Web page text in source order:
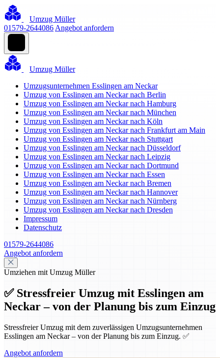
Umzug Müller
01579-2644086 Angebot anfordern
Umzug Müller
Umzugsunternehmen Esslingen am Neckar
Umzug von Esslingen am Neckar nach Berlin
Umzug von Esslingen am Neckar nach Hamburg
Umzug von Esslingen am Neckar nach München
Umzug von Esslingen am Neckar nach Köln
Umzug von Esslingen am Neckar nach Frankfurt am Main
Umzug von Esslingen am Neckar nach Stuttgart
Umzug von Esslingen am Neckar nach Düsseldorf
Umzug von Esslingen am Neckar nach Leipzig
Umzug von Esslingen am Neckar nach Dortmund
Umzug von Esslingen am Neckar nach Essen
Umzug von Esslingen am Neckar nach Bremen
Umzug von Esslingen am Neckar nach Hannover
Umzug von Esslingen am Neckar nach Nürnberg
Umzug von Esslingen am Neckar nach Dresden
Impressum
Datenschutz
01579-2644086
Angebot anfordern
Umziehen mit Umzug Müller
✅ Stressfreier Umzug mit Esslingen am
Neckar – von der Planung bis zum Einzug
Stressfreier Umzug mit dem zuverlässigen Umzugsunternehmen
Esslingen am Neckar – von der Planung bis zum Einzug. ✅
Angebot anfordern